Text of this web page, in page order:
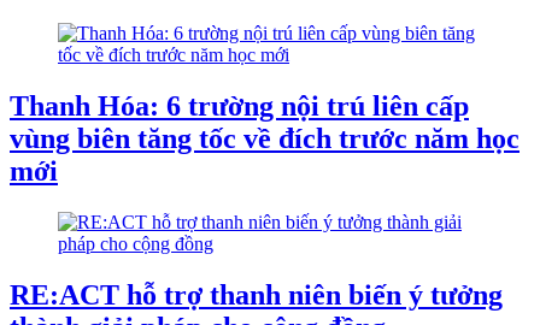
Thanh Hóa: 6 trường nội trú liên cấp
vùng biên tăng tốc về đích trước năm học
mới
RE:ACT hỗ trợ thanh niên biến ý tưởng